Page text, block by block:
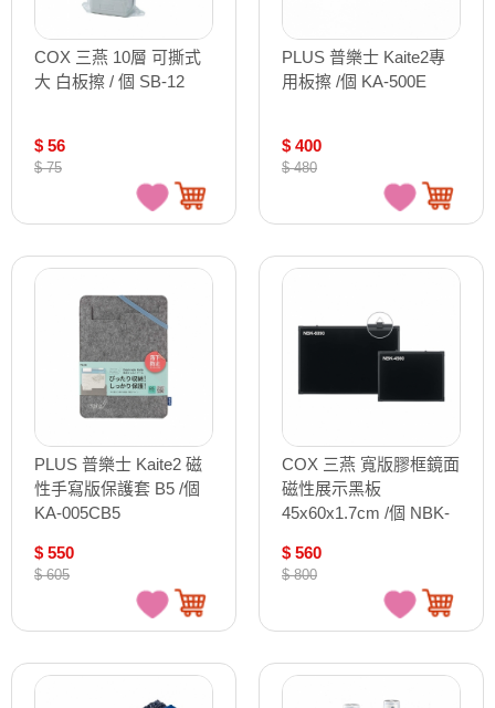
COX 三燕 10層 可撕式
大 白板擦 / 個 SB-12
$ 56
$ 75
PLUS 普樂士 Kaite2專
用板擦 /個 KA-500E
$ 400
$ 480
PLUS 普樂士 Kaite2 磁
性手寫版保護套 B5 /個
KA-005CB5
$ 550
$ 605
COX 三燕 寬版膠框鏡面
磁性展示黑板
45x60x1.7cm /個 NBK-
$ 560
$ 800